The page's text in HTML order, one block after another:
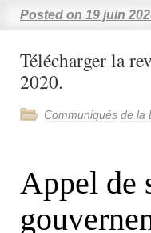
Posted on 19 juin
Télécharger la
2020.
Communiqués de la
Appel de